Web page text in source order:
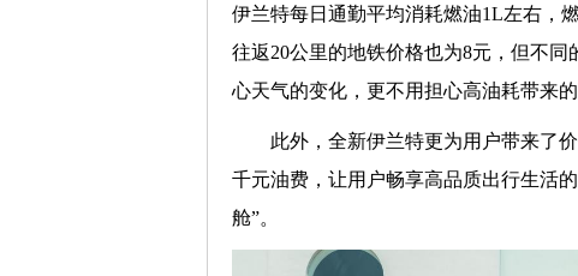
伊兰特每日通勤平均消耗燃油1L左右，
往返20公里的地铁价格也为8元，但不
心天气的变化，更不用担心高油耗带来的
此外，全新伊兰特更为用户带来了
千元油费，让用户畅享高品质出行生活
舱”。